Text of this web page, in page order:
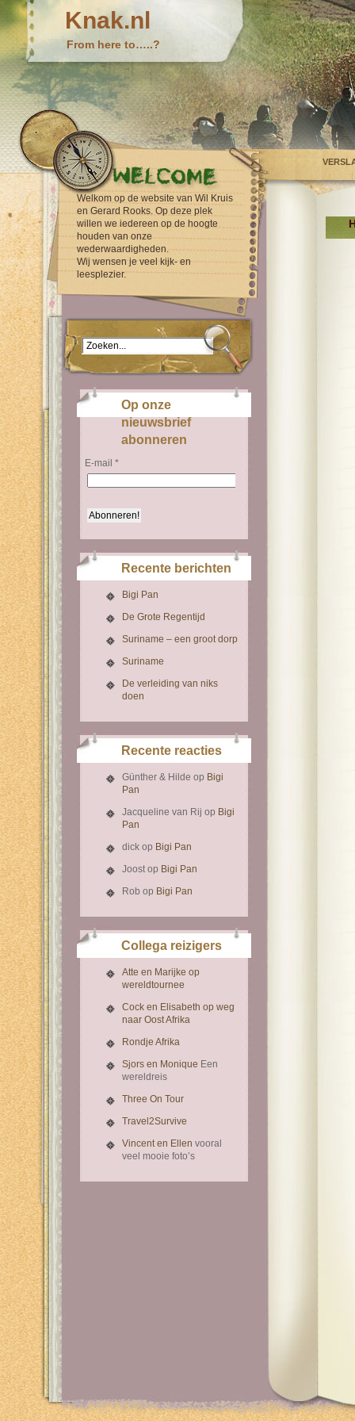
Knak.nl
From here to…..?
Welkom op de website van Wil Kruis
en Gerard Rooks. Op deze plek
willen we iedereen op de hoogte
houden van onze
wederwaardigheden.
Wij wensen je veel kijk- en
leesplezier.
Op onze
nieuwsbrief
abonneren
E-mail *
Recente berichten
Bigi Pan
De Grote Regentijd
Suriname – een groot dorp
Suriname
De verleiding van niks
doen
Recente reacties
Günther & Hilde op Bigi
Pan
Jacqueline van Rij op Bigi
Pan
dick op Bigi Pan
Joostop Bigi Pan
Rob op Bigi Pan
Collega reizigers
Atte en Marijke op
wereldtournee
Cock en Elisabeth op weg
naar Oost Afrika
Rondje Afrika
Sjors en Monique Een
wereldreis
Three On Tour
Travel2Survive
Vincent en Ellen vooral
veel mooie foto’s